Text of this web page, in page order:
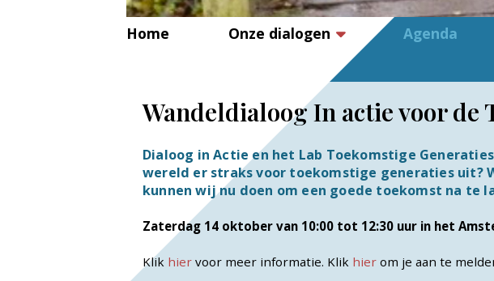
Home Onze dialogen Agenda
Wandeldialoog In actie voor de
Dialoog in Actie en het Lab Toekomstige
wereld er straks voor toekomstige generaties uit?
kunnen wij nu doen om een goede toekomst na te
Zaterdag 14 oktober van 10:00 tot 12:30 uur in het
Klik hier voor meer informatie. Klik hier om je aan te